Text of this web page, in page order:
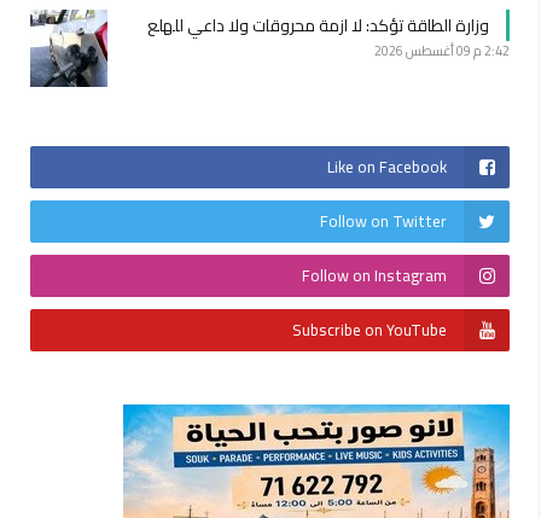
وزارة الطاقة تؤكد: لا ازمة محروقات ولا داعي للهلع
2:42 م 09 أغسطس 2026
Like on Facebook
Follow on Twitter
Follow on Instagram
Subscribe on YouTube